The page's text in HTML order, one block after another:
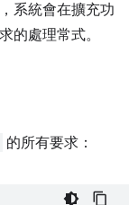
系統會在擴充功
的處理常式。
的所有要求：